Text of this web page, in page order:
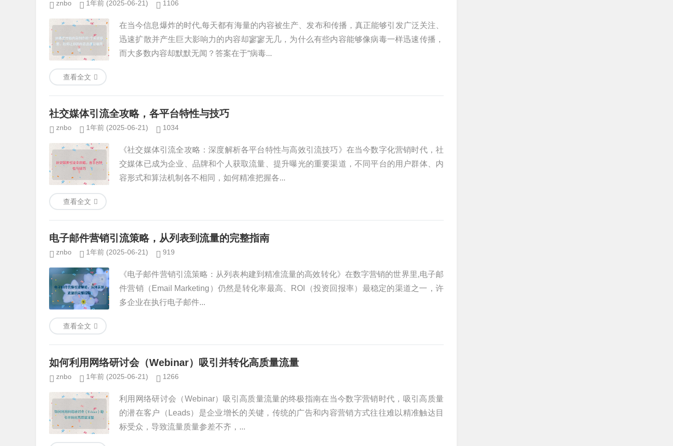
znbo 1年前 (2025-06-21) 1106
在当今信息爆炸的时代,每天都有海量的内容被生产、发布和传播，真正能够引发广泛关注、
迅速扩散并产生巨大影响力的内容却寥寥无几，为什么有些内容能够像病毒一样迅速传播，
而大多数内容却默默无闻？答案在于“病毒...
查看全文
社交媒体引流全攻略，各平台特性与技巧
znbo 1年前 (2025-06-21) 1034
《社交媒体引流全攻略：深度解析各平台特性与高效引流技巧》在当今数字化营销时代，社
交媒体已成为企业、品牌和个人获取流量、提升曝光的重要渠道，不同平台的用户群体、内
容形式和算法机制各不相同，如何精准把握各...
查看全文
电子邮件营销引流策略，从列表到流量的完整指南
znbo 1年前 (2025-06-21) 919
《电子邮件营销引流策略：从列表构建到精准流量的高效转化》在数字营销的世界里,电子邮
件营销（Email Marketing）仍然是转化率最高、ROI（投资回报率）最稳定的渠道之一，许
多企业在执行电子邮件...
查看全文
如何利用网络研讨会（Webinar）吸引并转化高质量流量
znbo 1年前 (2025-06-21) 1266
利用网络研讨会（Webinar）吸引高质量流量的终极指南在当今数字营销时代，吸引高质量
的潜在客户（Leads）是企业增长的关键，传统的广告和内容营销方式往往难以精准触达目
标受众，导致流量质量参差不齐，...